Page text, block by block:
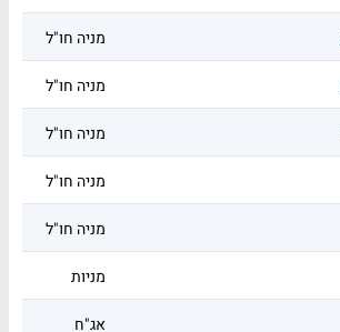
מניה חו"ל
מניה חו"ל
מניה חו"ל
מניה חו"ל
מניה חו"ל
מניות
אג"ח